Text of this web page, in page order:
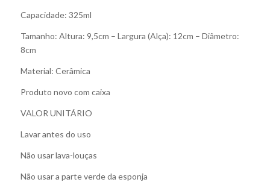
Capacidade: 325ml
Tamanho: Altura: 9,5cm – Largura (Alça): 12cm – Diâmetro:
8cm
Material: Cerâmica
Produto novo com caixa
VALOR UNITÁRIO
Lavar antes do uso
Não usar lava-louças
Não usar a parte verde da esponja